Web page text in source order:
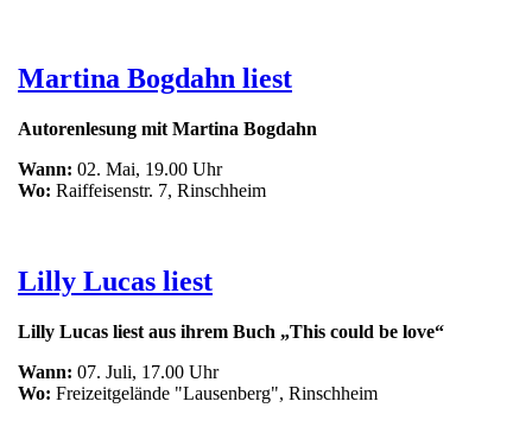
Martina Bogdahn liest
Autorenlesung mit Martina Bogdahn
Wann: 02. Mai, 19.00 Uhr
Wo: Raiffeisenstr. 7, Rinschheim
Lilly Lucas liest
Lilly Lucas liest aus ihrem Buch „This could be love“
Wann: 07. Juli, 17.00 Uhr
Wo: Freizeitgelände "Lausenberg", Rinschheim